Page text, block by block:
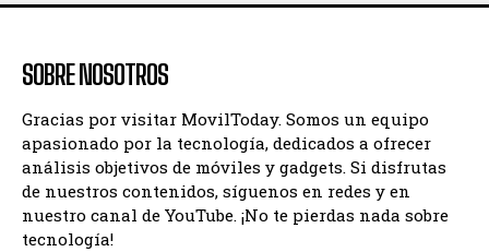
SOBRE NOSOTROS
Gracias por visitar MovilToday. Somos un equipo
apasionado por la tecnología, dedicados a ofrecer
análisis objetivos de móviles y gadgets. Si disfrutas
de nuestros contenidos, síguenos en redes y en
nuestro canal de YouTube. ¡No te pierdas nada sobre
tecnología!